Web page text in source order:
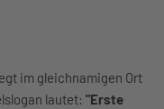
im gleichnamigen Ort
lautet: "Erste